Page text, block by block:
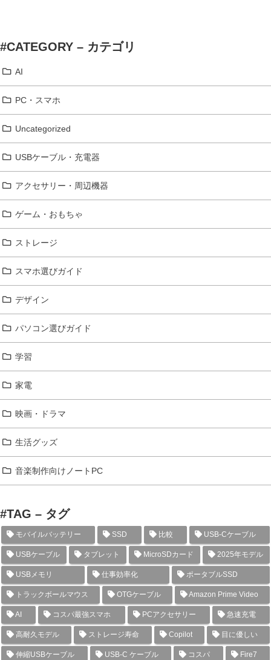
#CATEGORY – カテゴリ
AI
PC・スマホ
Uncategorized
USBケーブル・充電器
アクセサリー・周辺機器
ゲーム・おもちゃ
ストレージ
スマホ選びガイド
デザイン
パソコン選びガイド
学習
家電
映画・ドラマ
生活グッズ
音楽制作向けノートPC
#TAG – タグ
モバイルバッテリー SSD 比較 USB-Cケーブル
USBケーブル タブレット MicroSDカード 2025年モデル
USBメモリ 仕事効率化 ポータブルSSD
トラックボールマウス OTGケーブル Amazon Prime Video
AI コスパ最強スマホ PCアクセサリー 急速充電
高耐久モデル ストレージ寿命 Copilot 目に優しい
伸縮USBケーブル USB-C ケーブル コスパ Fire7